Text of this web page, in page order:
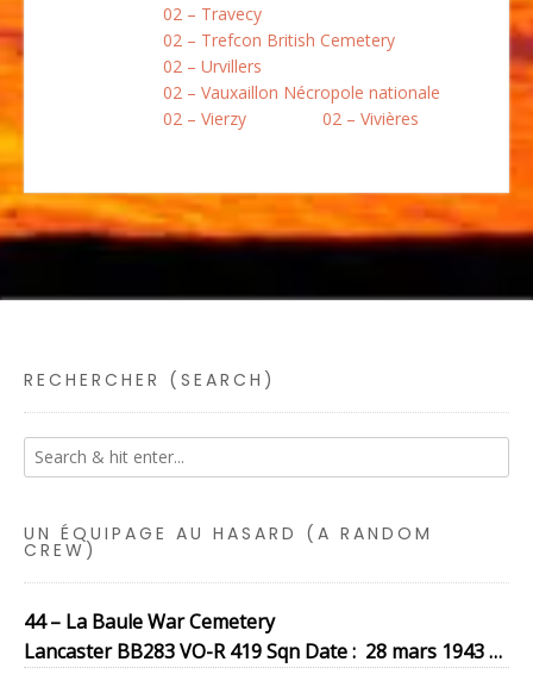
02 – Travecy
02 – Trefcon British Cemetery
02 – Urvillers
02 – Vauxaillon Nécropole nationale
02 – Vierzy
02 – Vivières
RECHERCHER (SEARCH)
UN ÉQUIPAGE AU HASARD (A RANDOM
CREW)
44 – La Baule War Cemetery
Lancaster BB283 VO-R 419 Sqn Date : 28 mars 1943 …